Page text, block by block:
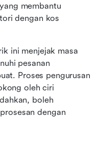
membantu
dengan kos
ini menjejak masa
pesanan
Proses pengurusan
oleh ciri
boleh
dengan